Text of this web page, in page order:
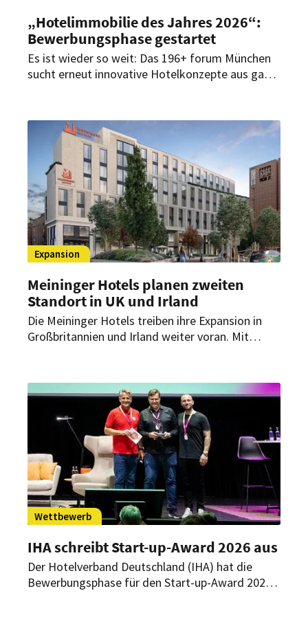
„Hotelimmobilie des Jahres 2026“:
Bewerbungsphase gestartet
Es ist wieder so weit: Das 196+ forum München
sucht erneut innovative Hotelkonzepte aus ganz
Expansion
Meininger Hotels planen zweiten
Standort in UK und Irland
Die Meininger Hotels treiben ihre Expansion in
Großbritannien und Irland weiter voran. Mit
Region.
Wettbewerb
IHA schreibt Start-up-Award 2026 aus
Der Hotelverband Deutschland (IHA) hat die
Bewerbungsphase für den Start-up-Award 2026